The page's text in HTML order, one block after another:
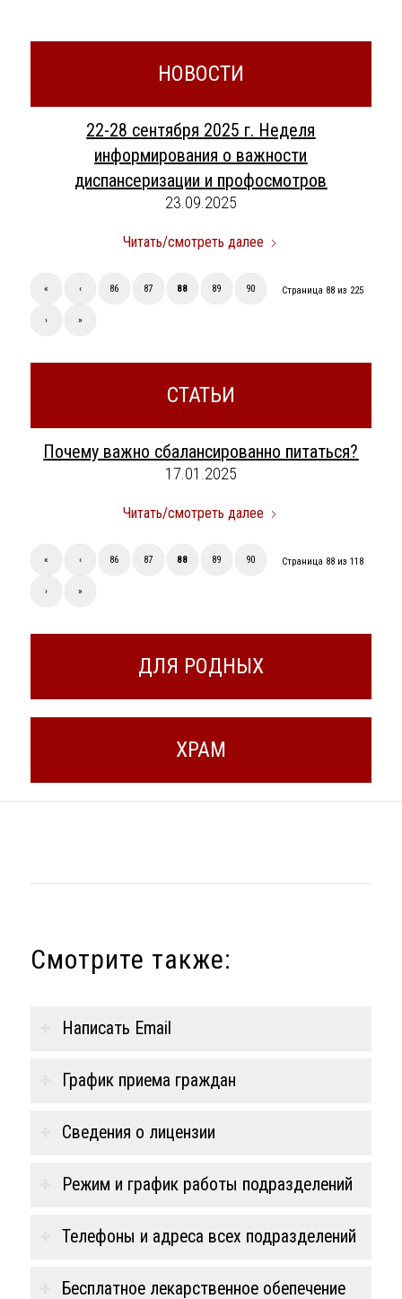
НОВОСТИ
22-28 сентября 2025 г. Неделя
информирования о важности
диспансеризации и профосмотров
23.09.2025
Читать/смотреть далее
Страница 88 из 225
« ‹ 86 87 88 89 90
› »
СТАТЬИ
Почему важно сбалансированно питаться?
17.01.2025
Читать/смотреть далее
Страница 88 из 118
« ‹ 86 87 88 89 90
› »
ДЛЯ РОДНЫХ
ХРАМ
Смотрите также:
Написать Email
График приема граждан
Сведения о лицензии
Режим и график работы подразделений
Телефоны и адреса всех подразделений
Бесплатное лекарственное обепечение